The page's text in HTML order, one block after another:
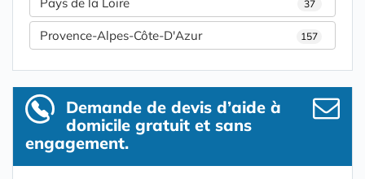
37
Provence-Alpes-Côte-D'Azur 157
Demande de devis d’aide à
domicile gratuit et sans
engagement.